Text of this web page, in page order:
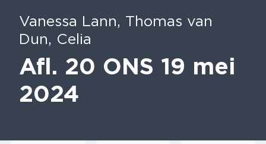
Vanessa Lann, Thomas van
Dun, Celia
Afl. 20 ONS 19 mei
2024